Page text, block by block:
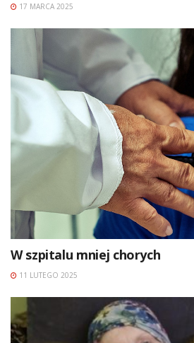
17 MARCA 2025
W szpitalu mniej chorych
11 LUTEGO 2025